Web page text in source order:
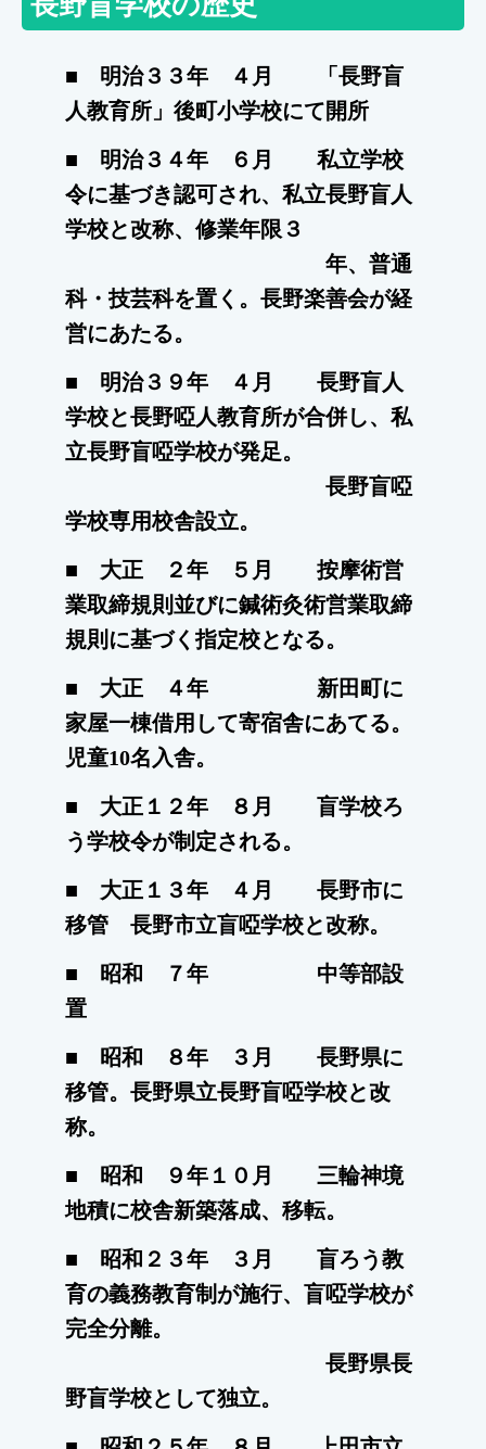
■ 明治３３年 ４月 「長野盲
人教育所」後町小学校にて開所
■ 明治３４年 ６月 私立学校
令に基づき認可され、私立長野盲人
学校と改称、修業年限３
年、普通
科・技芸科を置く。長野楽善会が経
営にあたる。
■ 明治３９年 ４月 長野盲人
学校と長野啞人教育所が合併し、私
立長野盲啞学校が発足。
長野盲啞
学校専用校舎設立。
■ 大正 ２年 ５月 按摩術営
業取締規則並びに鍼術灸術営業取締
規則に基づく指定校となる。
■ 大正 ４年 新田町に
家屋一棟借用して寄宿舎にあてる。
児童10名入舎。
■ 大正１２年 ８月 盲学校ろ
う学校令が制定される。
■ 大正１３年 ４ 月 長野市に
移管 長野市立盲啞学校と改称。
■ 昭和 ７年 中等部設
置
■ 昭和 ８年 ３月 長野県に
移管。長野県立長野盲啞学校と改
称。
■ 昭和 ９年１０月 三輪神境
地積に校舎新築落成、移転。
■ 昭和２３年 ３月 盲ろう教
育の義務教育制が施行、盲啞学校が
完全分離。
長野県長
野盲学校として独立。